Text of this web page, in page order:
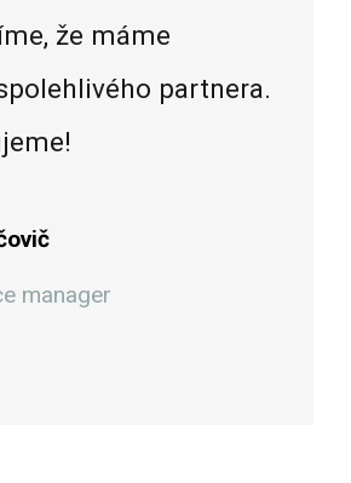
že máme
partnera.
manager